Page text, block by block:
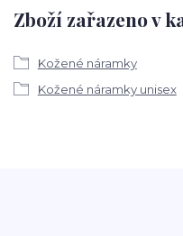
Zboží zařazeno v
Kožené náramky
Kožené náramky unisex